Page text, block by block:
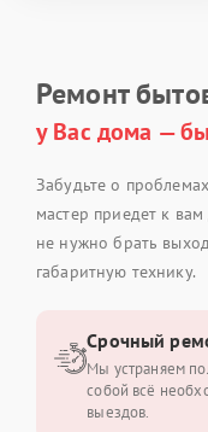
Ремонт
у Вас дома —
Забудьте о
мастер приедет к
не нужно брать
габаритную технику.
Срочный
Мы устраняем
собой всё
выездов.